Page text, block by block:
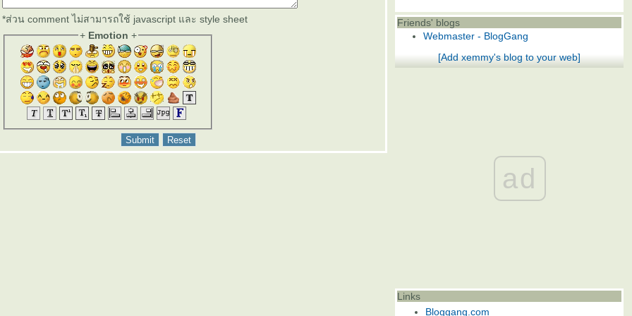
*ส่วน comment ไม่สามารถใช้ javascript และ style sheet
+ Emotion +
Friends' blogs
Webmaster - BlogGang
[Add xemmy's blog to your web]
ad
Links
Bloggang.com